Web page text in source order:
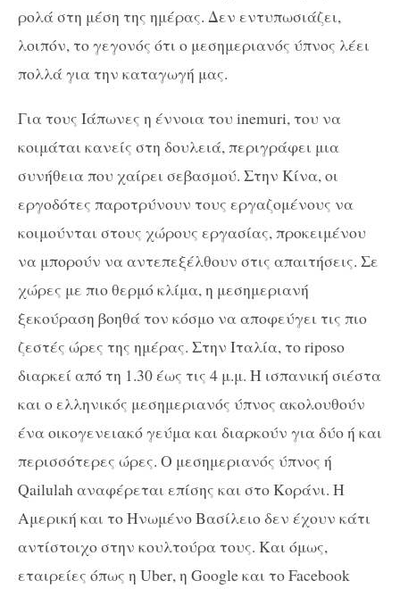
ρολά στη μέση της ημέρας. Δεν εντυπωσιάζει,
λοιπόν, το γεγονός ότι ο μεσημεριανός ύπνος λέει
πολλά για την καταγωγή μας.
Για τους Ιάπωνες η έννοια του inemuri, του να
κοιμάται κανείς στη δουλειά, περιγράφει μια
συνήθεια που χαίρει σεβασμού. Στην Κίνα, οι
εργοδότες παροτρύνουν τους εργαζομένους να
κοιμούνται στους χώρους εργασίας, προκειμένου
να μπορούν να αντεπεξέλθουν στις απαιτήσεις. Σε
χώρες με πιο θερμό κλίμα, η μεσημεριανή
ξεκούραση βοηθά τον κόσμο να αποφεύγει τις πιο
ζεστές ώρες της ημέρας. Στην Ιταλία, τοriposo
διαρκεί από τη 1.30 έως τις 4 μ.μ. Η ισπανική σιέστα
και ο ελληνικός μεσημεριανός ύπνος ακολουθούν
ένα οικογενειακό γεύμα και διαρκούν για δύο ή και
περισσότερες ώρες. Ο μεσημεριανός ύπνος ή
Qailulahαναφέρεται επίσης και στο Κοράνι. Η
Αμερική και το Ηνωμένο Βασίλειο δεν έχουν κάτι
αντίστοιχο στην κουλτούρα τους. Και όμως,
εταιρείες όπως η Uber, η Googleκαι τοFacebook